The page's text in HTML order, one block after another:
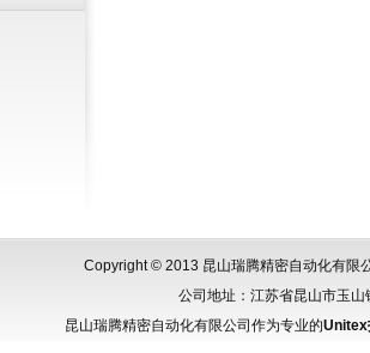
Copyright © 2013 昆山瑞腾精密自动化有限
公司地址：江苏省昆山市玉
昆山瑞腾精密自动化有限公司作为专业的Unitex